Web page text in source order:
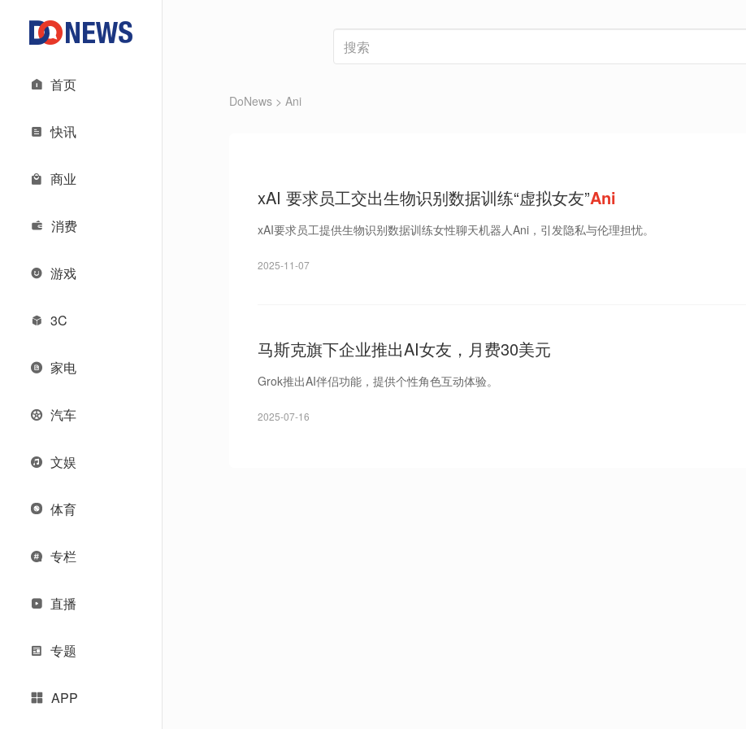
首页
快讯
商业
消费
游戏
3C
家电
汽车
文娱
体育
专栏
直播
专题
APP
DoNews > Ani
xAI 要求员工交出生物识别数据训练“虚拟女友”Ani
xAI要求员工提供生物识别数据训练女性聊天机器人Ani，引发隐私与伦理担忧。
2025-11-07
马斯克旗下企业推出AI女友，月费30美元
Grok推出AI伴侣功能，提供个性角色互动体验。
2025-07-16